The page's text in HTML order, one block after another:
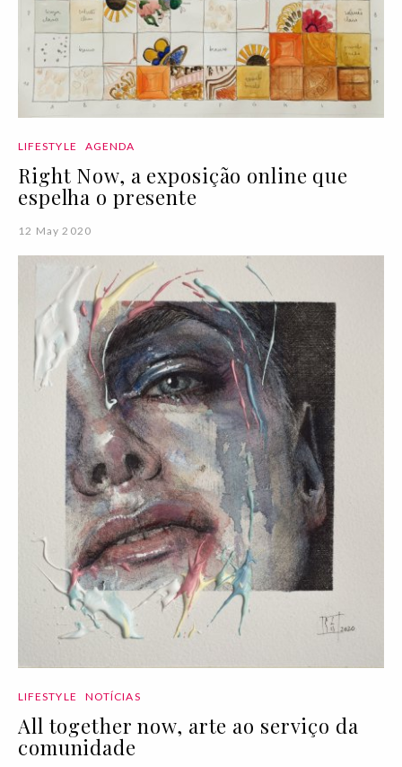
LIFESTYLE AGENDA
Right Now, a exposição online que
espelha o presente
12 May 2020
LIFESTYLE NOTÍCIAS
All together now, arte ao serviço da
comunidade